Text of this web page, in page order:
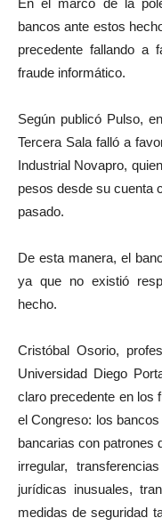
bancos ante estos
precedente fallando
fraude informático.
Según publicó Pulso,
Tercera Sala falló a
Industrial Novapro,
pesos desde su cuenta
pasado.
De esta manera, el
ya que no existió
hecho.
Cristóbal Osorio,
Universidad Diego
claro precedente en los
el Congreso: los
bancarias con patrones
irregular,
jurídicas inusuales,
medidas de seguridad